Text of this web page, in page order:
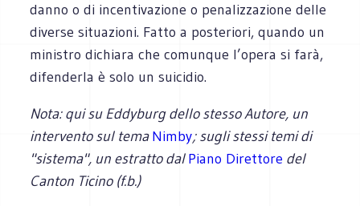
danno o di incentivazione o penalizzazione delle
diverse situazioni. Fatto a posteriori, quando un
ministro dichiara che comunque l’opera si farà,
difenderla è solo un suicidio.
Nota: qui su Eddyburg dello stesso Autore, un
intervento sul temaNimby; sugli stessi temi di
"sistema", un estratto dalPiano Direttore del
Canton Ticino (f.b.)